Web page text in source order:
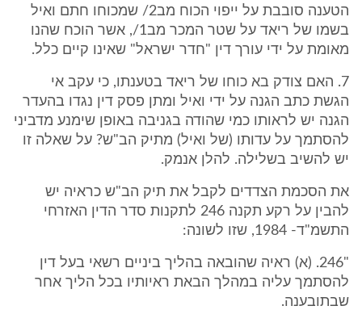
הטענה סובבת על ייפוי הכוח מב2/ שמכוחו חתם ואיל
בשמו של ריאד על שטר המכר מב1/, אשר הוכח שהנו
מאומת על ידי עורך דין "חדר ישראל" שאינו קיים כלל.
7. האם צודק בא כוחו של ריאד בטענתו, כי עקב אי
הגשת כתב הגנה על ידי ואיל ומתן פסק דין נגדו בהעדר
הגנה יש לראותו כמי שהודה בגניבה באופן שימנע מדביני
להסתמך על עדותו (של ואיל) מתיק הב"ש? על שאלה זו
יש להשיב בשלילה. להלן אנמק.
את הסכמת הצדדים לקבל את תיק הב"ש כראיה יש
להבין על רקע תקנה 246 לתקנות סדר הדין האזרחי
התשמ"ד- 1984, שזו לשונה:
"246. (א) ראיה שהובאה בהליך ביניים רשאי בעל דין
להסתמך עליה במהלך הבאת ראיותיו בכל הליך אחר
שבתובענה.